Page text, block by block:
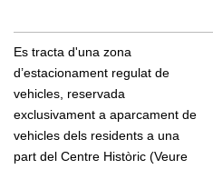
Es tracta d'una zona
d’estacionament regulat de
vehicles, reservada
exclusivament a aparcament de
vehicles dels residents a una
part del Centre Històric (Veure